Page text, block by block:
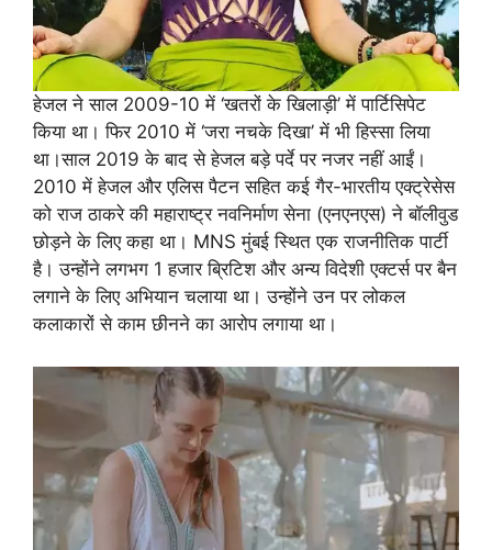
हेजल ने साल 2009-10 में ‘खतरों के खिलाड़ी’ में पार्टिसिपेट
किया था। फिर 2010 में ‘जरा नचके दिखा’ में भी हिस्सा लिया
था।साल 2019 के बाद से हेजल बड़े पर्दे पर नजर नहीं आईं।
2010 में हेजल और एलिस पैटन सहित कई गैर-भारतीय एक्ट्रेसेस
को राज ठाकरे की महाराष्ट्र नवनिर्माण सेना (एनएनएस) ने बॉलीवुड
छोड़ने के लिए कहा था। MNS मुंबई स्थित एक राजनीतिक पार्टी
है। उन्होंने लगभग 1 हजार ब्रिटिश और अन्य विदेशी एक्टर्स पर बैन
लगाने के लिए अभियान चलाया था। उन्होंने उन पर लोकल
कलाकारों से काम छीनने का आरोप लगाया था।